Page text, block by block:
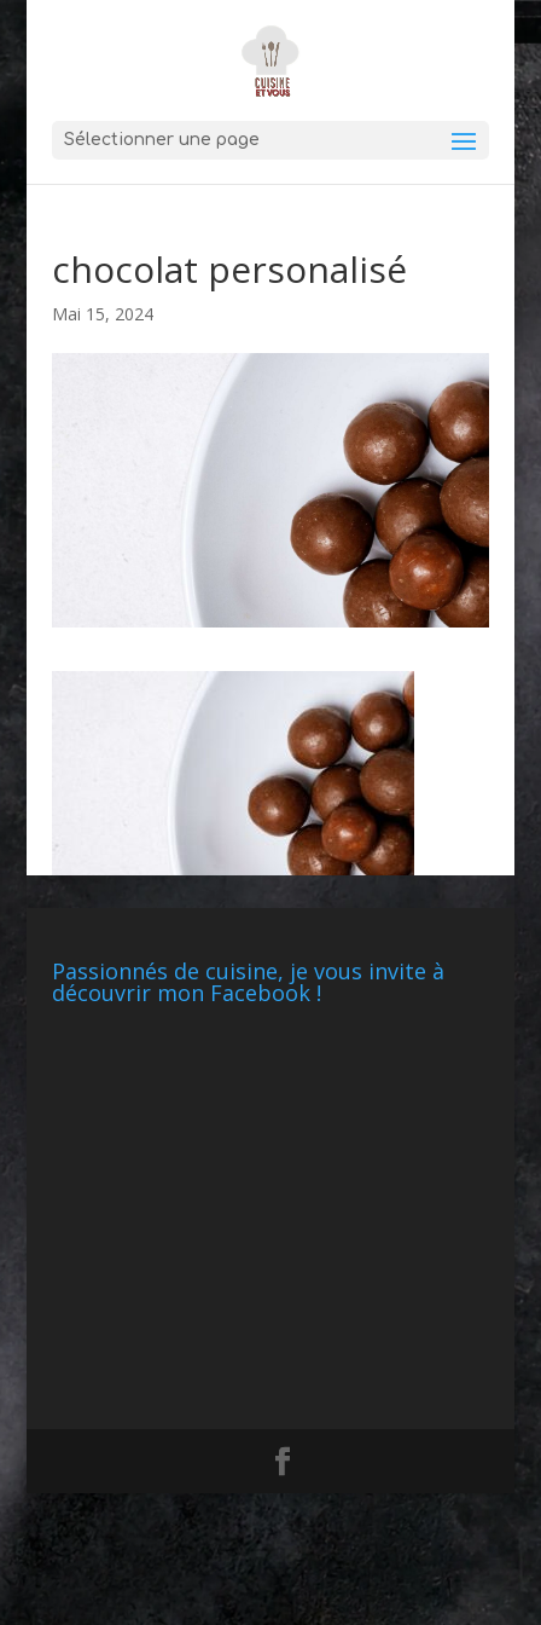
Sélectionner une page
chocolat personalisé
Mai 15, 2024
Passionnés de cuisine, je vous invite à
découvrir mon Facebook !